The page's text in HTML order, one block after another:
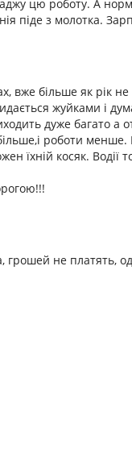
цю роботу. А
піде з молотка.
вже більше як рік
жуйками і
дуже багато
роботи менше.
їхній косяк. Водії
грошей не платять,